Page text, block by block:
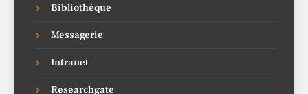
Bibliothèque
Messagerie
Intranet
Researchgate